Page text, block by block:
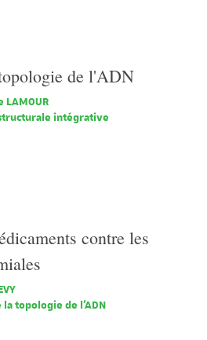
de l'ADN
LAMOUR
intégrative
contre les
la topologie de l'ADN